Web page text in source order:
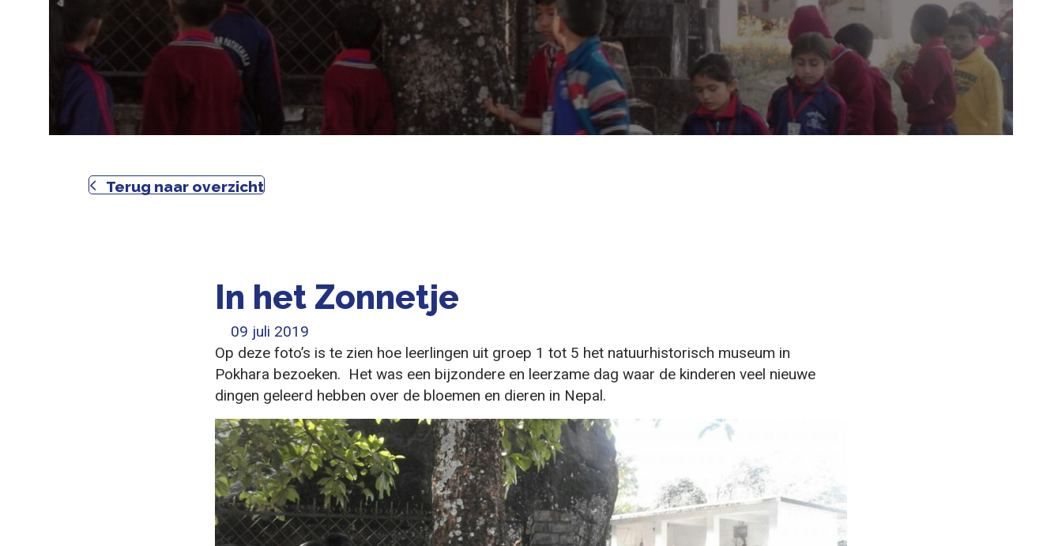
Terug naar overzicht
In het Zonnetje
09 juli 2019
Op deze foto’s is te zien hoe leerlingen uit groep 1 tot 5 het natuurhistorisch museum in
Pokhara bezoeken. Het was een bijzondere en leerzame dag waar de kinderen veel nieuwe
dingen geleerd hebben over de bloemen en dieren in Nepal.